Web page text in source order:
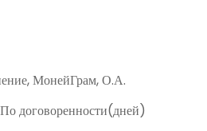
МонейГрам, О.А.
договоренности(дней)